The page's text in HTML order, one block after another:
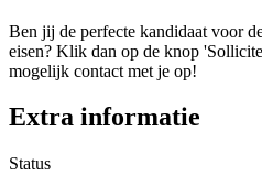
Ben jij de perfecte kandidaat voor
eisen? Klik dan op de knop
mogelijk contact met je op!
Extra informatie
Status